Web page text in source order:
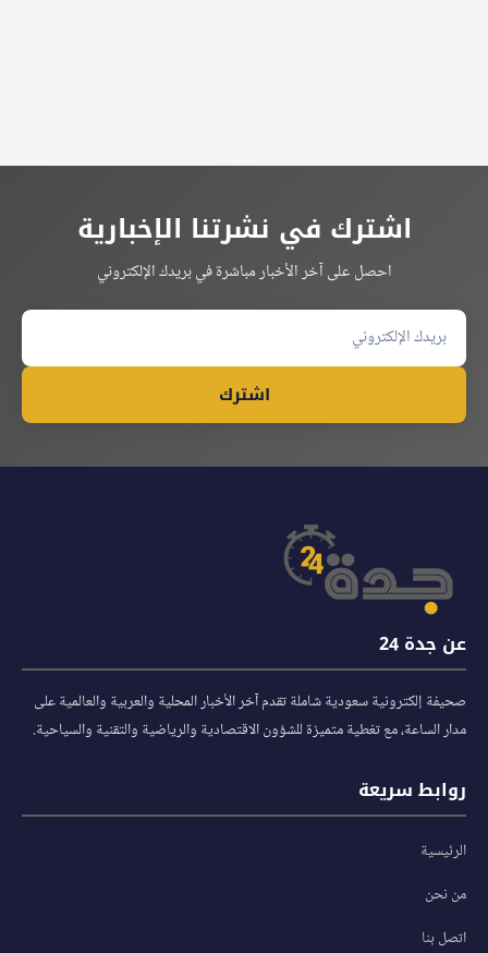
اشترك في نشرتنا الإخبارية
احصل على آخر الأخبار مباشرة في بريدك الإلكتروني
اشترك
عن جدة 24
صحيفة إلكترونية سعودية شاملة تقدم آخر الأخبار المحلية والعربية والعالمية على
مدار الساعة، مع تغطية متميزة للشؤون الاقتصادية والرياضية والتقنية والسياحية.
روابط سريعة
الرئيسية
من نحن
اتصل بنا